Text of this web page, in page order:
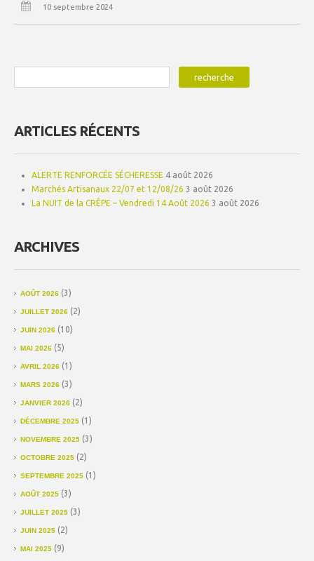
10 septembre 2024
ARTICLES RÉCENTS
ALERTE RENFORCÉE SÉCHERESSE 4 août 2026
Marchés Artisanaux 22/07 et 12/08/26 3 août 2026
La NUIT de la CRÊPE – Vendredi 14 Août 2026 3 août 2026
ARCHIVES
AOÛT 2026 (3)
JUILLET 2026 (2)
JUIN 2026 (10)
MAI 2026 (5)
AVRIL 2026 (1)
MARS 2026 (3)
JANVIER 2026 (2)
DÉCEMBRE 2025 (1)
NOVEMBRE 2025 (3)
OCTOBRE 2025 (2)
SEPTEMBRE 2025 (1)
AOÛT 2025 (3)
JUILLET 2025 (3)
JUIN 2025 (2)
MAI 2025 (9)